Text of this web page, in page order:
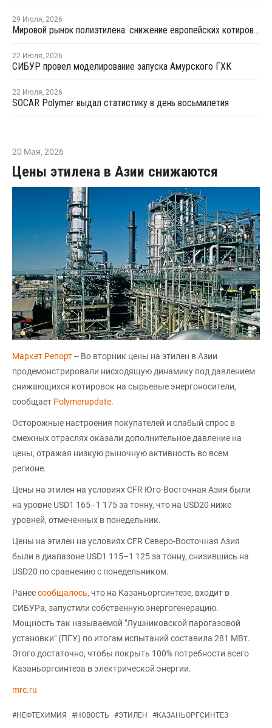
29 Июля, 2026
Мировой рынок полиэтилена: снижение европейских котировок и перестройка ценового диапазона в Китае
22 Июля, 2026
СИБУР провел моделирование запуска Амурского ГХК
22 Июля, 2026
SOCAR Polymer выдал статистику в день восьмилетия
20 Мая, 2026
Цены этилена в Азии снижаются
Маркет Репорт-- Во вторник цены на этилен в Азии
продемонстрировали нисходящую динамику под давлением
снижающихся котировок на сырьевые энергоносители,
сообщает Polymerupdate.
Осторожные настроения покупателей и слабый спрос в
смежных отраслях оказали дополнительное давление на
цены, отражая низкую рыночную активность во всем
регионе.
Цены на этилен на условиях CFR Юго-Восточная Азия были
на уровне USD1 165–1 175 за тонну, что на USD20 ниже
уровней, отмеченных в понедельник.
Цены на этилен на условиях CFR Северо-Восточная Азия
были в диапазоне USD1 115–1 125 за тонну, снизившись на
USD20 по сравнению с понедельником.
Ранеесообщалось, что на Казаньоргсинтезе, входит в
СИБУРа, запустили собственную энергогенерацию.
Мощность так называемой "Лушниковской парогазовой
установки" (ПГУ) по итогам испытаний составила 281 МВт.
Этого достаточно, чтобы покрыть 100% потребности всего
Казаньоргсинтеза в электрической энергии.
mrc.ru
#НЕФТЕХИМИЯ #НОВОСТЬ #ЭТИЛЕН #КАЗАНЬОРГСИНТЕЗ